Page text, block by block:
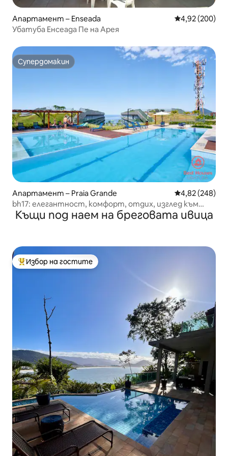
Апартамент – Enseada Средна
4,92 (200)
Убатуба Енсеада Пе на Арея
Супердомакин
Супердомакин
Апартамент – Praia Grande Средна
4,82 (248)
bh17: елегантност, комфорт, отдих, изглед към
океана
Къщи под наем на бреговата ивица
Най-популярен избор на гостите
Избор на гостите